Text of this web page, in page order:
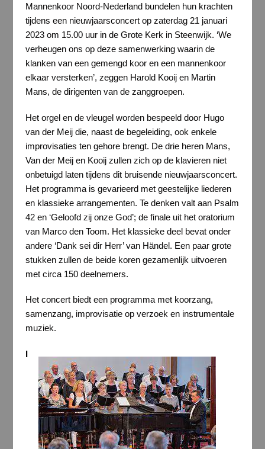
Mannenkoor Noord-Nederland bundelen hun krachten
tijdens een nieuwjaarsconcert op zaterdag 21 januari
2023 om 15.00 uur in de Grote Kerk in Steenwijk. ‘We
verheugen ons op deze samenwerking waarin de
klanken van een gemengd koor en een mannenkoor
elkaar versterken’, zeggen Harold Kooij en Martin
Mans, de dirigenten van de zanggroepen.
Het orgel en de vleugel worden bespeeld door Hugo
van der Meij die, naast de begeleiding, ook enkele
improvisaties ten gehore brengt. De drie heren Mans,
Van der Meij en Kooij zullen zich op de klavieren niet
onbetuigd laten tijdens dit bruisende nieuwjaarsconcert.
Het programma is gevarieerd met geestelijke liederen
en klassieke arrangementen. Te denken valt aan Psalm
42 en ‘Geloofd zij onze God’; de finale uit het oratorium
van Marco den Toom. Het klassieke deel bevat onder
andere ‘Dank sei dir Herr’ van Händel. Een paar grote
stukken zullen de beide koren gezamenlijk uitvoeren
met circa 150 deelnemers.
Het concert biedt een programma met koorzang,
samenzang, improvisatie op verzoek en instrumentale
muziek.
I